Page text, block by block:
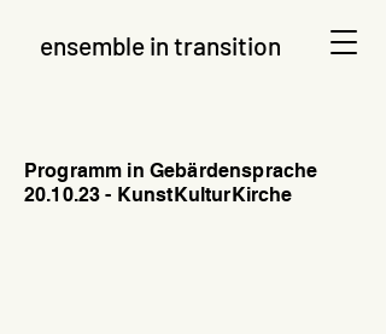
ensemble in transition
Programm in Gebärdensprache
20.10.23 - KunstKulturKirche